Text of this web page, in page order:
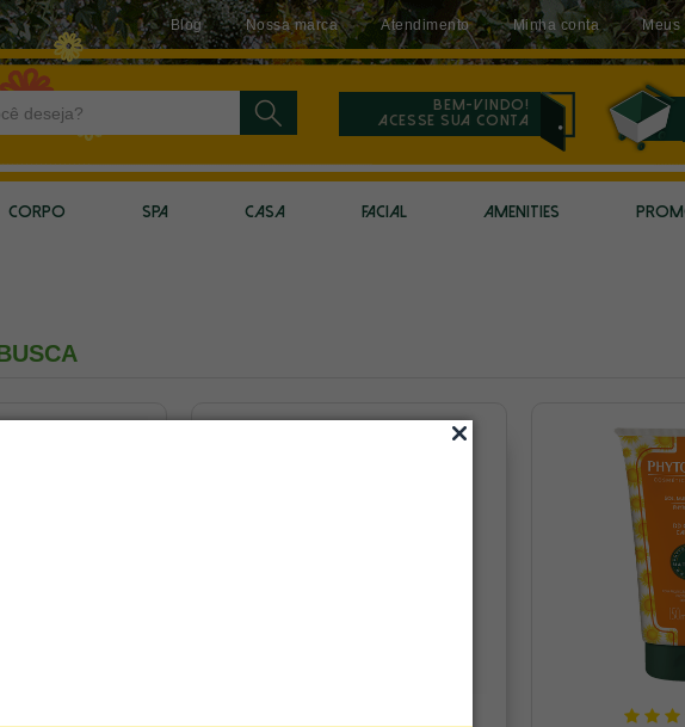
Blog Nossa marca Atendimento Minha conta Meus
Bem-vindo!
Acesse sua conta
CORPO SPA CASA FACIAL AMENITIES